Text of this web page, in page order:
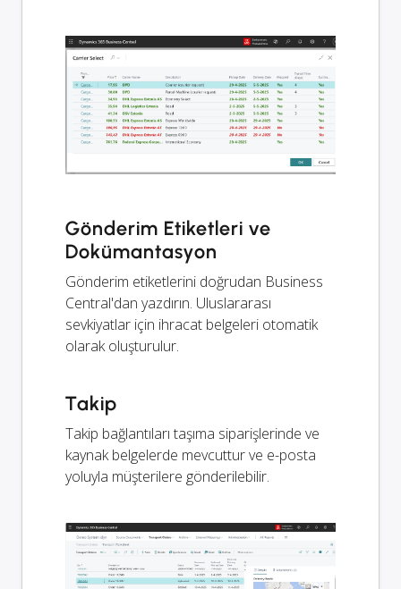
Gönderim Etiketleri ve
Dokümantasyon
Gönderim etiketlerini doğrudan Business
Central'dan yazdırın. Uluslararası
sevkiyatlar için ihracat belgeleri otomatik
olarak oluşturulur.
Takip
Takip bağlantıları taşıma siparişlerinde ve
kaynak belgelerde mevcuttur ve e-posta
yoluyla müşterilere gönderilebilir.